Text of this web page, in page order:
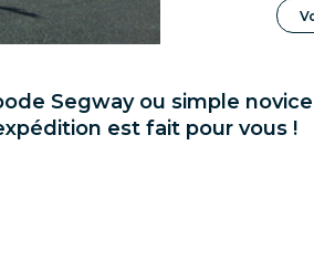
Segway ou simple
est fait pour vous !